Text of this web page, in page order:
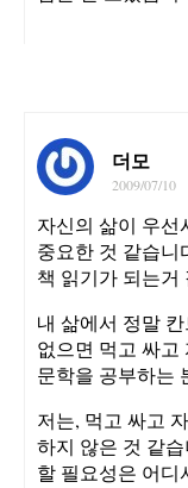
더모
2009/07/10
자신의 삶이 우선
중요한 것 같습니
책 읽기가 되는거
내 삶에서 정말
없으면 먹고 싸고
문학을 공부하는
저는, 먹고 싸고
하지 않은 것 같
할 필요성은 어디